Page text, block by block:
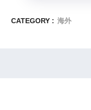
CATEGORY : 海外